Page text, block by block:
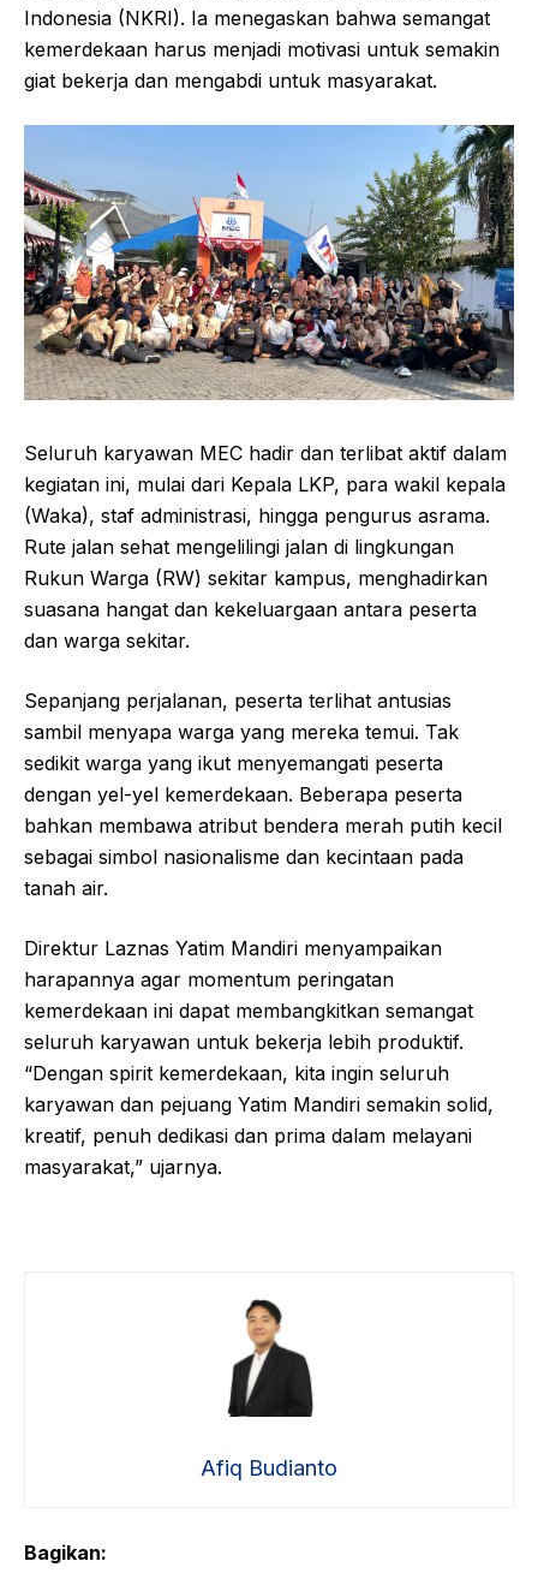
Indonesia (NKRI). Ia menegaskan bahwa semangat
kemerdekaan harus menjadi motivasi untuk semakin
giat bekerja dan mengabdi untuk masyarakat.
Seluruh karyawan MEC hadir dan terlibat aktif dalam
kegiatan ini, mulai dari Kepala LKP, para wakil kepala
(Waka), staf administrasi, hingga pengurus asrama.
Rute jalan sehat mengelilingi jalan di lingkungan
Rukun Warga (RW) sekitar kampus, menghadirkan
suasana hangat dan kekeluargaan antara peserta
dan warga sekitar.
Sepanjang perjalanan, peserta terlihat antusias
sambil menyapa warga yang mereka temui. Tak
sedikit warga yang ikut menyemangati peserta
dengan yel-yel kemerdekaan. Beberapa peserta
bahkan membawa atribut bendera merah putih kecil
sebagai simbol nasionalisme dan kecintaan pada
tanah air.
Direktur Laznas Yatim Mandiri menyampaikan
harapannya agar momentum peringatan
kemerdekaan ini dapat membangkitkan semangat
seluruh karyawan untuk bekerja lebih produktif.
“Dengan spirit kemerdekaan, kita ingin seluruh
karyawan dan pejuang Yatim Mandiri semakin solid,
kreatif, penuh dedikasi dan prima dalam melayani
masyarakat,” ujarnya.
Afiq Budianto
Bagikan: